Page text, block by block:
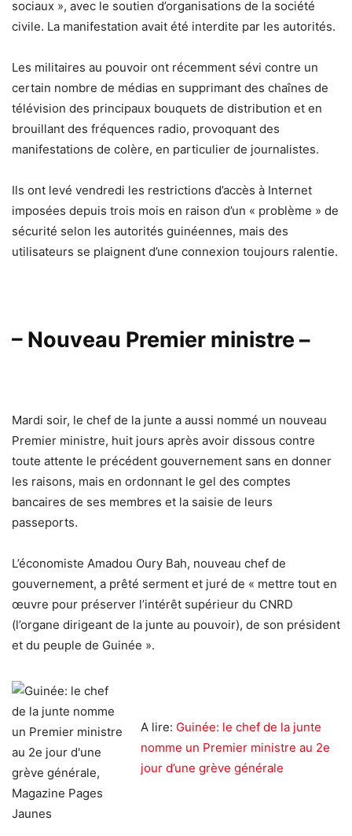
sociaux », avec le soutien d’organisations de la société
civile. La manifestation avait été interdite par les autorités.
Les militaires au pouvoir ont récemment sévi contre un
certain nombre de médias en supprimant des chaînes de
télévision des principaux bouquets de distribution et en
brouillant des fréquences radio, provoquant des
manifestations de colère, en particulier de journalistes.
Ils ont levé vendredi les restrictions d’accès à Internet
imposées depuis trois mois en raison d’un « problème » de
sécurité selon les autorités guinéennes, mais des
utilisateurs se plaignent d’une connexion toujours ralentie.
– Nouveau Premier ministre –
Mardi soir, le chef de la junte a aussi nommé un nouveau
Premier ministre, huit jours après avoir dissous contre
toute attente le précédent gouvernement sans en donner
les raisons, mais en ordonnant le gel des comptes
bancaires de ses membres et la saisie de leurs
passeports.
L’économiste Amadou Oury Bah, nouveau chef de
gouvernement, a prêté serment et juré de « mettre tout en
œuvre pour préserver l’intérêt supérieur du CNRD
(l’organe dirigeant de la junte au pouvoir), de son président
et du peuple de Guinée ».
A lire: Guinée: le chef de la junte
nomme un Premier ministre au 2e
jour d’une grève générale